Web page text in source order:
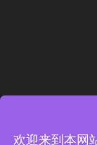
欢迎来到本网